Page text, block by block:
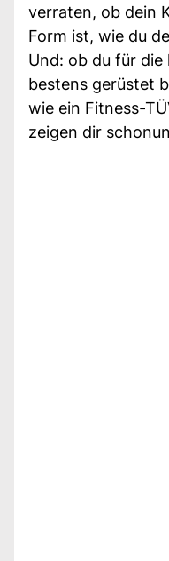
verraten, ob dein
Form ist, wie du
Und: ob du für
bestens gerüstet
wie ein Fitness-
zeigen dir